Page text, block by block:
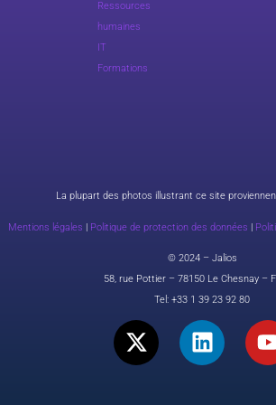
Ressources
humaines
IT
Formations
La plupart des photos illustrant ce site
Mentions légales | Politique de protection des données |
© 2024 – Jalios
58, rue Pottier – 78150 Le Chesnay –
Tel: +33 1 39 23 92 80
X
-
L
i